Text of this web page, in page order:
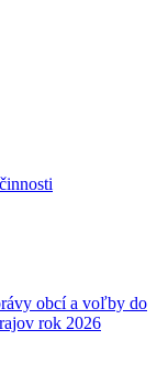
obcí a voľby do
rok 2026